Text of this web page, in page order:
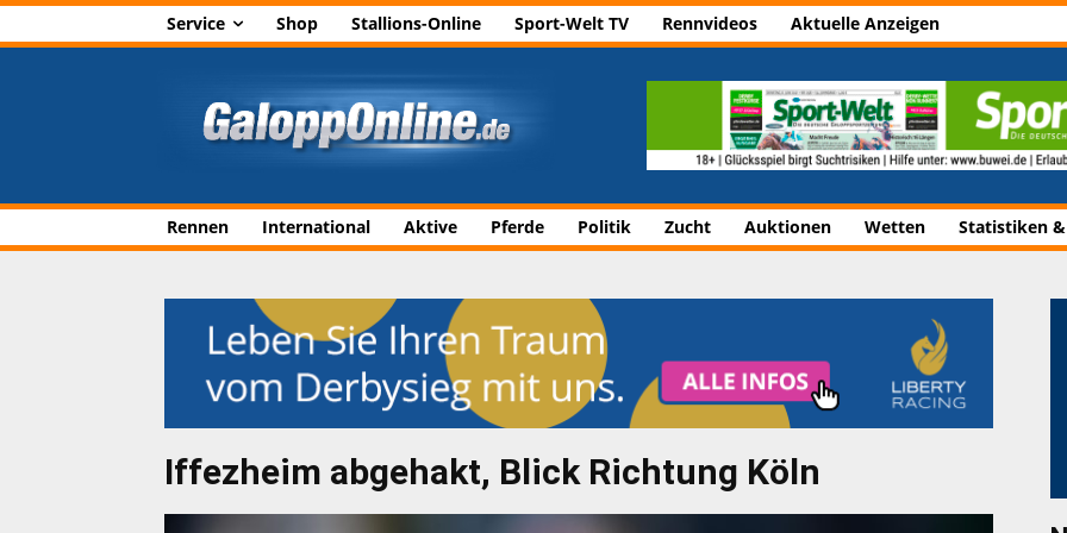
Service Shop Stallions-Online Sport-Welt TV Rennvideos Aktuelle Anzeigen
Rennen International Aktive Pferde Politik Zucht Auktionen Wetten Statistiken
Iffezheim abgehakt, Blick Richtung Köln